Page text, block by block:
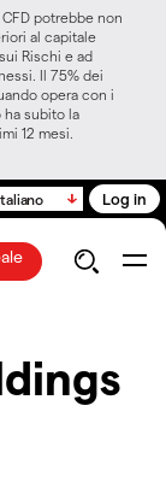
potrebbe non
al capitale
Rischi e ad
Il 75% dei
opera con i
subito la
12 mesi.
Log in